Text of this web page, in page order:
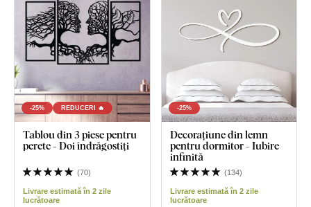
-25% REDUCERI 🔥
Tablou din 3 piese pentru
perete - Doi îndrăgostiți
(70)
Livrare estimată în 2 zile
lucrătoare
-25%
Decorațiune din lemn
pentru dormitor - Iubire
infinită
(134)
Livrare estimată în 2 zile
lucrătoare